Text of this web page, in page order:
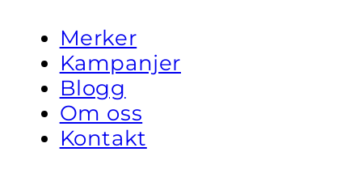
Merker
Kampanjer
Blogg
Om oss
Kontakt